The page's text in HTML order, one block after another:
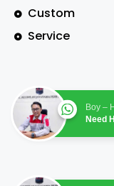
Custom
Service
Boy –
Need